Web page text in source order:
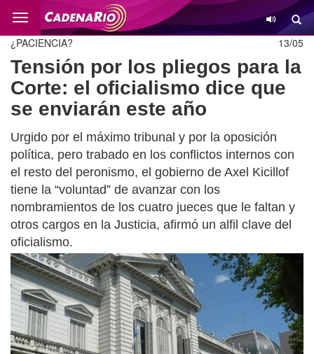
Cambio
13/05
¿PACIENCIA?
Tensión por los pliegos para la
Corte: el oficialismo dice que
se enviarán este año
Urgido por el máximo tribunal y por la oposición
política, pero trabado en los conflictos internos con
el resto del peronismo, el gobierno de Axel Kicillof
tiene la “voluntad” de avanzar con los
nombramientos de los cuatro jueces que le faltan y
otros cargos en la Justicia, afirmó un alfil clave del
oficialismo.